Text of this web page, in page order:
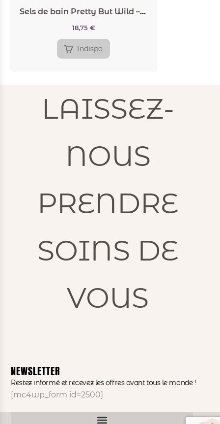
Sels de bain Pretty But Wild – Secret Play
18,75 €
Indispo
LAISSEZ-
NOUS
PRENDRE
SOINS DE
VOUS
NEWSLETTER
Restez informé et recevez les offres avant tous le monde !
[mc4wp_form id=2500]